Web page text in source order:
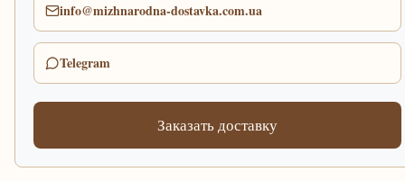
info@mizhnarodna-dostavka.com.ua
Telegram
Заказать доставку